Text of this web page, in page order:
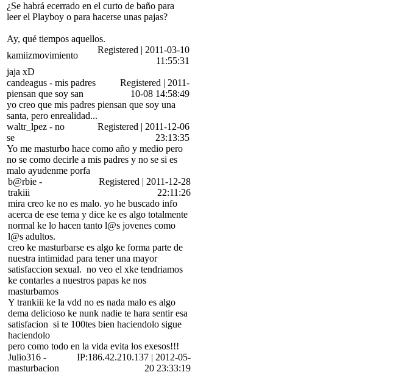
¿Se habrá ecerrado en el curto de baño para
leer el Playboy o para hacerse unas pajas?
Ay, qué tiempos aquellos.
kamiizmovimiento
Registered | 2011-03-10
11:55:31
jaja xD
candeagus - mis padres
piensan que soy san
Registered | 2011-
10-08 14:58:49
yo creo que mis padres piensan que soy una
santa, pero enrealidad...
waltr_lpez - no
se
Registered | 2011-12-06
23:13:35
Yo me masturbo hace como año y medio pero
no se como decirle a mis padres y no se si es
malo ayudenme porfa
b@rbie -
trakiii
Registered | 2011-12-28
22:11:26
mira creo ke no es malo. yo he buscado info
acerca de ese tema y dice ke es algo totalmente
normal ke lo hacen tanto l@s jovenes como
l@s adultos.
creo ke masturbarse es algo ke forma parte de
nuestra intimidad para tener una mayor
satisfaccion sexual. no veo el xke tendriamos
ke contarles a nuestros papas ke nos
masturbamos
Y trankiii ke la vdd no es nada malo es algo
dema delicioso ke nunk nadie te hara sentir esa
satisfacion si te 100tes bien haciendolo sigue
haciendolo
pero como todo en la vida evita los exesos!!!
Julio316 -
masturbacion
IP:186.42.210.137 | 2012-05-
20 23:33:19